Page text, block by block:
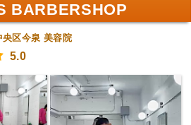
BARBERSHOP
央区今泉 美容院
5.0